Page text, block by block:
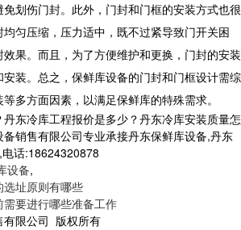
划伤门封。此外，门封和门框的安装方式也很
匀压缩，压力适中，既不过紧导致门开关困
果。而且，为了方便维护和更换，门封的安装
装。总之， 保鲜库设备的门封和门框设计需综
多方面因素，以满足保鲜库的特殊需求。
东冷库工程报价是多少？丹东冷库安装质量怎
销售有限公司专业承接丹东保鲜库设备,丹东
话:18624320878
设备,
址原则有哪些
要进行哪些准备工作
有限公司 版权所有